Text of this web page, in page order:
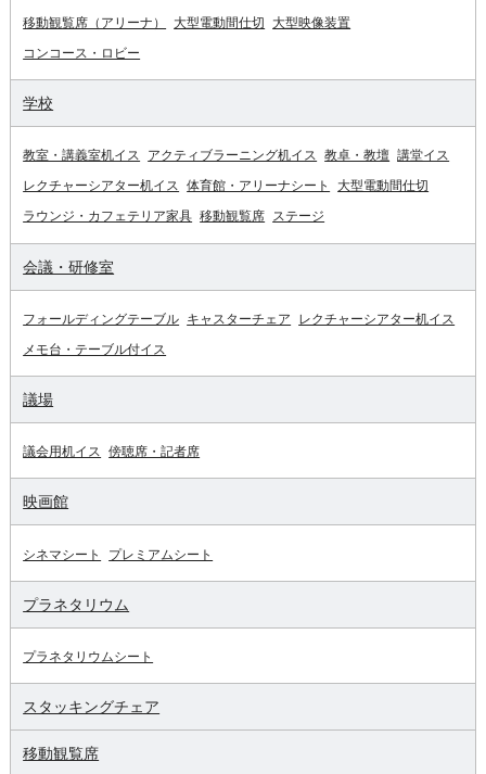
移動観覧席（アリーナ）
大型電動間仕切
大型映像装置
コンコース・ロビー
学校
教室・講義室机イス アクティブラーニング机イス 教卓・教壇 講堂イス
レクチャーシアター机イス 体育館・アリーナシート
大型電動間仕切
ラウンジ・カフェテリア家具 移動観覧席 ステージ
会議・研修室
フォールディングテーブル キャスターチェア
レクチャーシアター机イス
メモ台・テーブル付イス
議場
議会用机イス 傍聴席・記者席
映画館
シネマシート プレミアムシート
プラネタリウム
プラネタリウムシート
スタッキングチェア
移動観覧席